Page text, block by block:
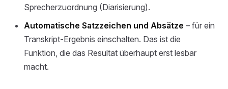
Sprecherzuordnung (Diarisierung).
Automatische Satzzeichen und Absätze – für ein
Transkript-Ergebnis einschalten. Das ist die
Funktion, die das Resultat überhaupt erst lesbar
macht.